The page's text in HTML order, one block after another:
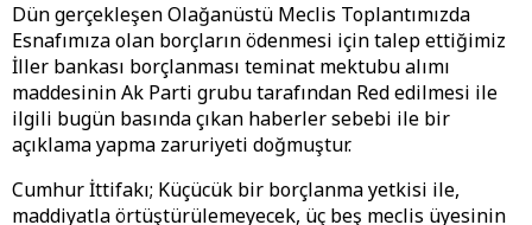
Dün gerçekleşen Olağanüstü Meclis Toplantımızda
Esnafımıza olan borçların ödenmesi için talep ettiğimiz
İller bankası borçlanması teminat mektubu alımı
maddesinin Ak Parti grubu tarafından Red edilmesi ile
ilgili bugün basında çıkan haberler sebebi ile bir
açıklama yapma zaruriyeti doğmuştur.
Cumhur İttifakı; Küçücük bir borçlanma yetkisi ile,
maddiyatla örtüştürülemeyecek, üç beş meclis üyesinin